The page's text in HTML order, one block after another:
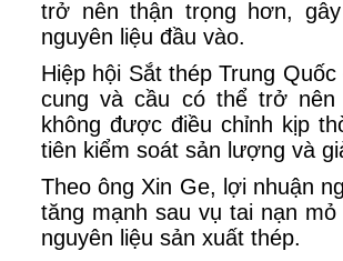
trở nên thận trọng hơn,
nguyên liệu đầu vào.
Hiệp hội Sắt thép Trung
cung và cầu có thể trở nên
không được điều chỉnh kịp
tiên kiểm soát sản lượng và
Theo ông Xin Ge, lợi nhuận
tăng mạnh sau vụ tai nạn
nguyên liệu sản xuất thép.